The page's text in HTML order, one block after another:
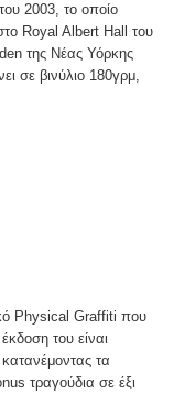
2003, το οποίο
Royal Albert Hall του
της Νέας Υόρκης
σε βινύλιο 180γρμ,
Physical Graffiti που
του είναι
τα
τραγούδια σε έξι